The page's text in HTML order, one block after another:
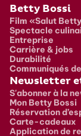
Pied de
Betty Bossi
Film «Salut
Spectacle
Entreprise
Carrière & jobs
Durabilité
Communiqués
Newsletter
S'abonner à la
Mon Betty Bossi
Réservation
Carte-cadeaux
Application de